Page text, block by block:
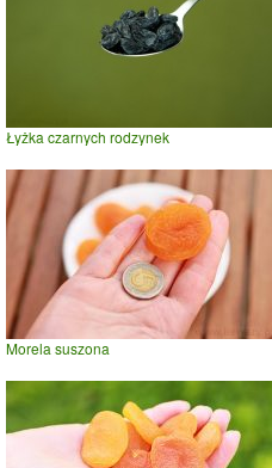
Łyżka czarnych rodzynek
Morela suszona